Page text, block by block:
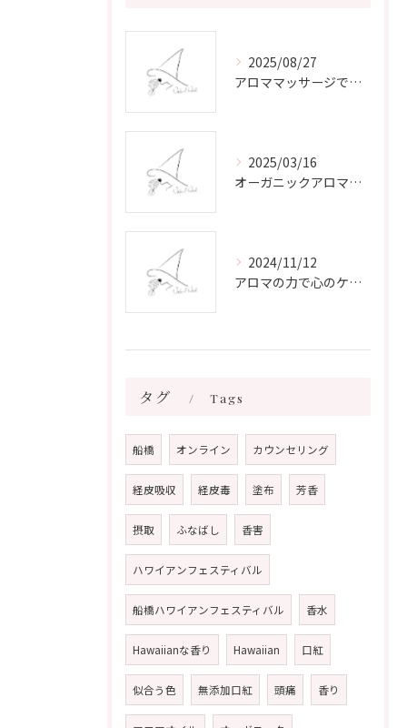
2025/08/27
アロママッサージで叶える心身リラックスと健康維持の新習慣ガイド
2025/03/16
オーガニックアロマで心と体を癒す
2024/11/12
アロマの力で心のケアをする方法
タグ Tags
船橋 オンライン カウンセリング
経皮吸収 経皮毒 塗布 芳香
摂取 ふなばし 香害
ハワイアンフェスティバル
船橋ハワイアンフェスティバル 香水
Hawaiianな香り Hawaiian 口紅
似合う色 無添加口紅 頭痛 香り